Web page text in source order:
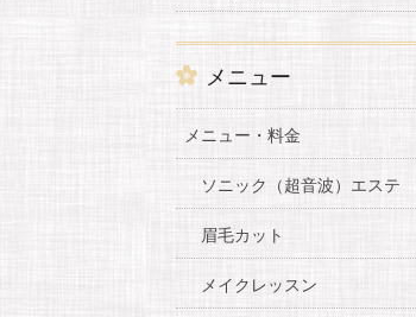
メニュー
メニュー・料金
ソニック（超音波）エステ
眉毛カット
メイクレッスン